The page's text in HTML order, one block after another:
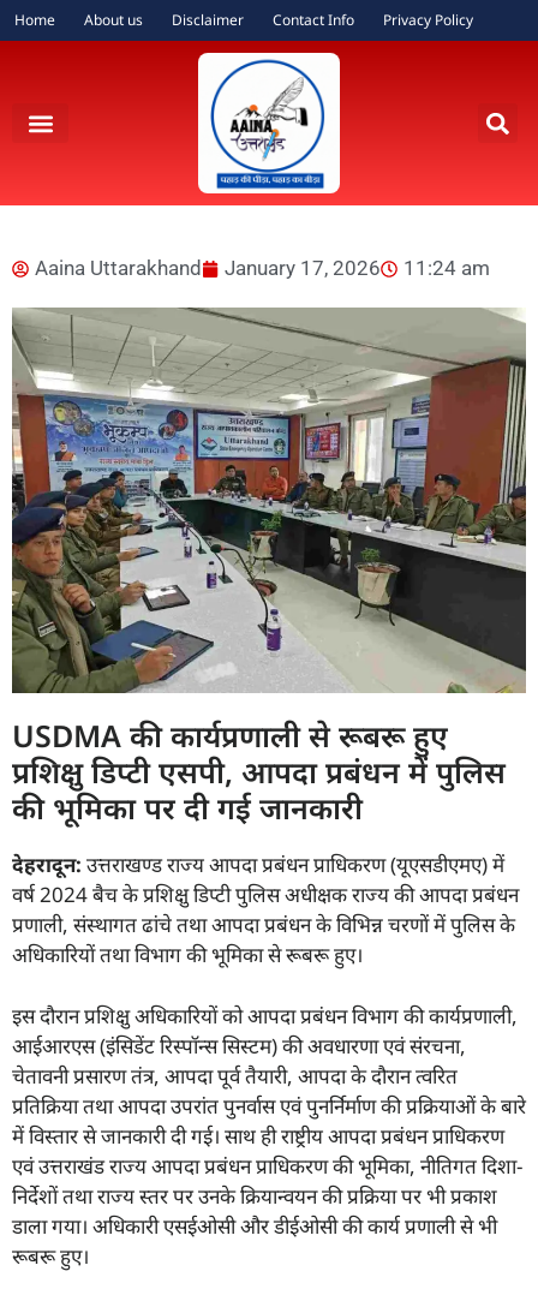
Home About us Disclaimer Contact Info Privacy Policy
Aaina Uttarakhand January 17, 2026 11:24 am
USDMA की कार्यप्रणाली से रूबरू हुए
प्रशिक्षु डिप्टी एसपी, आपदा प्रबंधन में पुलिस
की भूमिका पर दी गई जानकारी
देहरादून: उत्तराखण्ड राज्य आपदा प्रबंधन प्राधिकरण (यूएसडीएमए) में
वर्ष 2024 बैच के प्रशिक्षु डिप्टी पुलिस अधीक्षक राज्य की आपदा प्रबंधन
प्रणाली, संस्थागत ढांचे तथा आपदा प्रबंधन के विभिन्न चरणों में पुलिस के
अधिकारियों तथा विभाग की भूमिका से रूबरू हुए।
इस दौरान प्रशिक्षु अधिकारियों को आपदा प्रबंधन विभाग की कार्यप्रणाली,
आईआरएस (इंसिडेंट रिस्पॉन्स सिस्टम) की अवधारणा एवं संरचना,
चेतावनी प्रसारण तंत्र, आपदा पूर्व तैयारी, आपदा के दौरान त्वरित
प्रतिक्रिया तथा आपदा उपरांत पुनर्वास एवं पुनर्निर्माण की प्रक्रियाओं के बारे
में विस्तार से जानकारी दी गई। साथ ही राष्ट्रीय आपदा प्रबंधन प्राधिकरण
एवं उत्तराखंड राज्य आपदा प्रबंधन प्राधिकरण की भूमिका, नीतिगत दिशा-
निर्देशों तथा राज्य स्तर पर उनके क्रियान्वयन की प्रक्रिया पर भी प्रकाश
डाला गया। अधिकारी एसईओसी और डीईओसी की कार्य प्रणाली से भी
रूबरू हुए।